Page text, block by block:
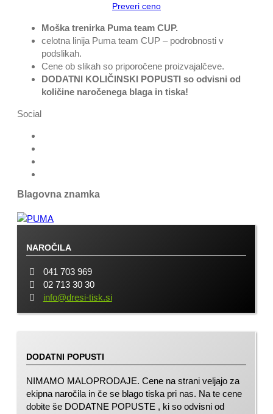
Preveri ceno
Moška trenirka Puma team CUP.
celotna linija Puma team CUP – podrobnosti v
podslikah.
Cene ob slikah so priporočene proizvajalčeve.
DODATNI KOLIČINSKI POPUSTI so odvisni od
količine naročenega blaga in tiska!
Social
Blagovna znamka
NAROČILA
041 703 969
02 713 30 30
info@dresi-tisk.si
DODATNI POPUSTI
NIMAMO MALOPRODAJE. Cene na strani veljajo za
ekipna naročila in če se blago tiska pri nas. Na te cene
dobite še DODATNE POPUSTE , ki so odvisni od